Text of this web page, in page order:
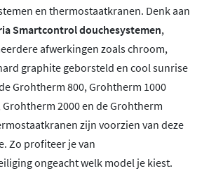
en thermostaatkranen. Denk aan
Smartcontrol douchesystemen,
afwerkingen zoals chroom,
graphite geborsteld en cool sunrise
Grohtherm 800, Grohtherm 1000
2000 en de Grohtherm
zijn voorzien van deze
Zo profiteer je van
ongeacht welk model je kiest.